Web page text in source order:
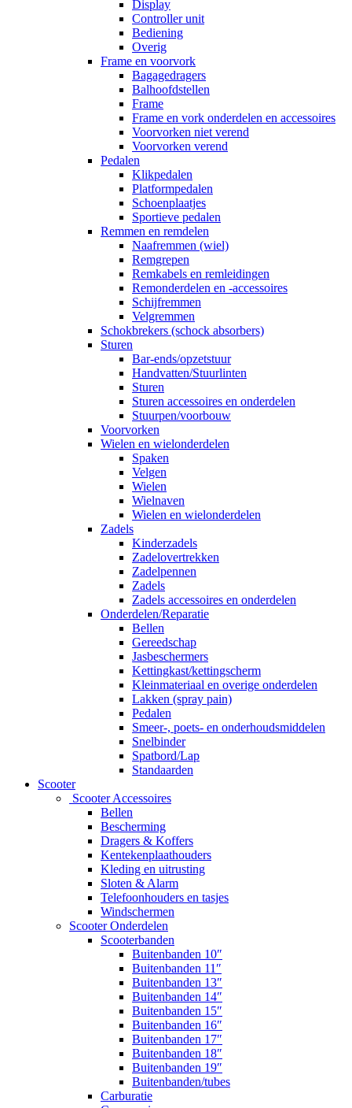
Display
Controller unit
Bediening
Overig
Frame en voorvork
Bagagedragers
Balhoofdstellen
Frame
Frame en vork onderdelen en accessoires
Voorvorken niet verend
Voorvorken verend
Pedalen
Klikpedalen
Platformpedalen
Schoenplaatjes
Sportieve pedalen
Remmen en remdelen
Naafremmen (wiel)
Remgrepen
Remkabels en remleidingen
Remonderdelen en -accessoires
Schijfremmen
Velgremmen
Schokbrekers (schock absorbers)
Sturen
Bar-ends/opzetstuur
Handvatten/Stuurlinten
Sturen
Sturen accessoires en onderdelen
Stuurpen/voorbouw
Voorvorken
Wielen en wielonderdelen
Spaken
Velgen
Wielen
Wielnaven
Wielen en wielonderdelen
Zadels
Kinderzadels
Zadelovertrekken
Zadelpennen
Zadels
Zadels accessoires en onderdelen
Onderdelen/Reparatie
Bellen
Gereedschap
Jasbeschermers
Kettingkast/kettingscherm
Kleinmateriaal en overige onderdelen
Lakken (spray pain)
Pedalen
Smeer-, poets- en onderhoudsmiddelen
Snelbinder
Spatbord/Lap
Standaarden
Scooter
Scooter Accessoires
Bellen
Bescherming
Dragers & Koffers
Kentekenplaathouders
Kleding en uitrusting
Sloten & Alarm
Telefoonhouders en tasjes
Windschermen
Scooter Onderdelen
Scooterbanden
Buitenbanden 10″
Buitenbanden 11″
Buitenbanden 13″
Buitenbanden 14″
Buitenbanden 15″
Buitenbanden 16″
Buitenbanden 17″
Buitenbanden 18″
Buitenbanden 19″
Buitenbanden/tubes
Carburatie